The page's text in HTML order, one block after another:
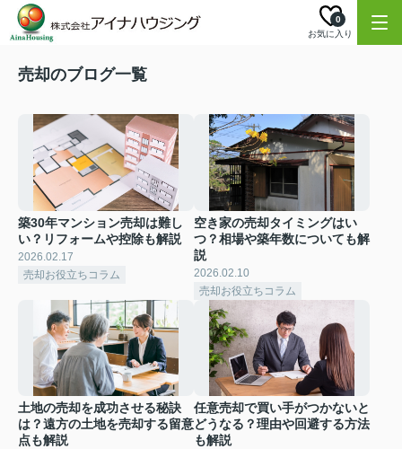
お気に入り
0
売却のブログ一覧
築30年マンション売却は難し
い？リフォームや控除も解説
2026.02.17
売却お役立ちコラム
空き家の売却タイミングはい
つ？相場や築年数についても解
説
2026.02.10
売却お役立ちコラム
土地の売却を成功させる秘訣
は？遠方の土地を売却する留意
点も解説
任意売却で買い手がつかないと
どうなる？理由や回避する方法
も解説